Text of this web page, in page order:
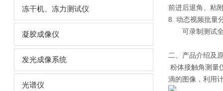
冻干机、冻力测试仪
凝胶成像仪
发光成像系统
光谱仪
前进后退角、粘
8. 动态视频批量
可录制测试
二、产品介绍及
粉体接触角测量
滴的图像，利用